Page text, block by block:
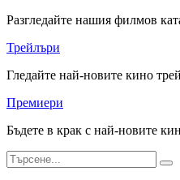
Разгледайте нашия филмов
Трейлъри
Гледайте най-новите кино
Премиери
Бъдете в крак с най-новите